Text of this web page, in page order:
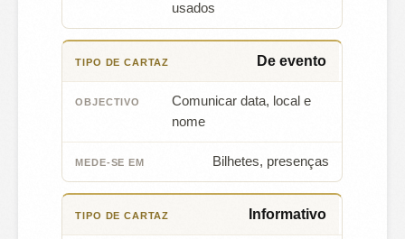
usados
De evento
Comunicar data, local e
nome
Bilhetes, presenças
Informativo